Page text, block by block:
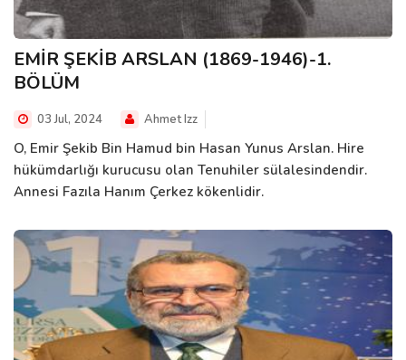
EMİR ŞEKİB ARSLAN (1869-1946)-1.
BÖLÜM
03 Jul, 2024 Ahmet Izz
O, Emir Şekib Bin Hamud bin Hasan Yunus Arslan. Hire
hükümdarlığı kurucusu olan Tenuhiler sülalesindendir.
Annesi Fazıla Hanım Çerkez kökenlidir.